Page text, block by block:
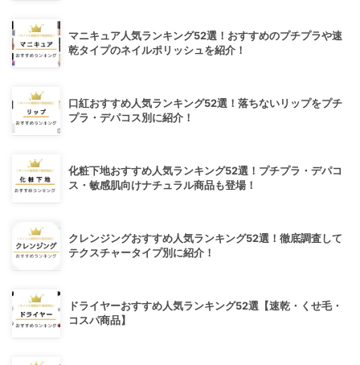
マニキュア人気ランキング52選！おすすめのプチプラや速
乾タイプのネイルポリッシュを紹介！
口紅おすすめ人気ランキング52選！落ちないリップをプチ
プラ・デパコス別に紹介！
化粧下地おすすめ人気ランキング52選！プチプラ・デパコ
ス・敏感肌向けナチュラル商品も登場！
クレンジングおすすめ人気ランキング52選！徹底調査して
テクスチャータイプ別に紹介！
ドライヤーおすすめ人気ランキング52選【速乾・くせ毛・
コスパ商品】